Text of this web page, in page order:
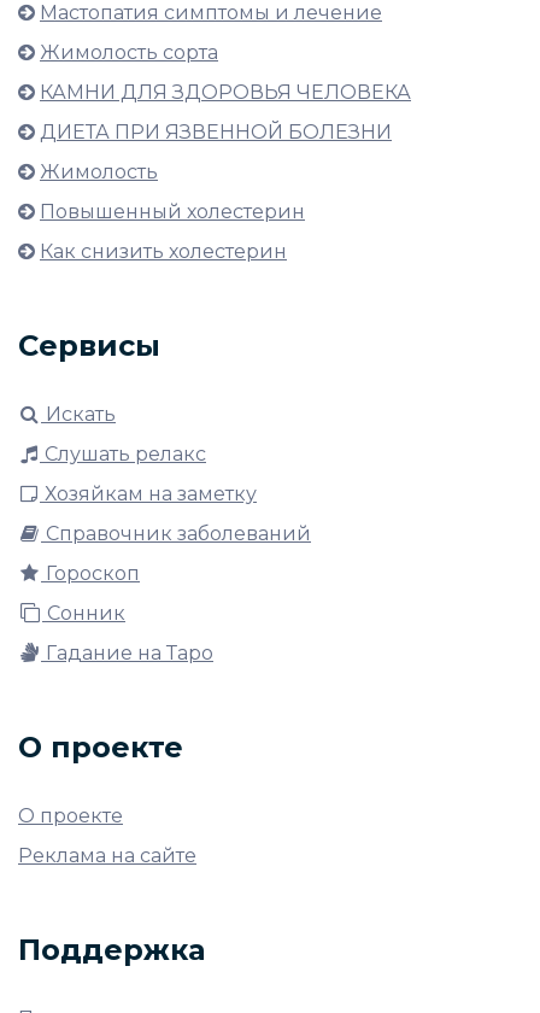
Мастопатия симптомы и лечение
Жимолость сорта
КАМНИ ДЛЯ ЗДОРОВЬЯ ЧЕЛОВЕКА
ДИЕТА ПРИ ЯЗВЕННОЙ БОЛЕЗНИ
Жимолость
Повышенный холестерин
Как снизить холестерин
Сервисы
Искать
Слушать релакс
Хозяйкам на заметку
Справочник заболеваний
Гороскоп
Сонник
Гадание на Таро
О проекте
О проекте
Реклама на сайте
Поддержка